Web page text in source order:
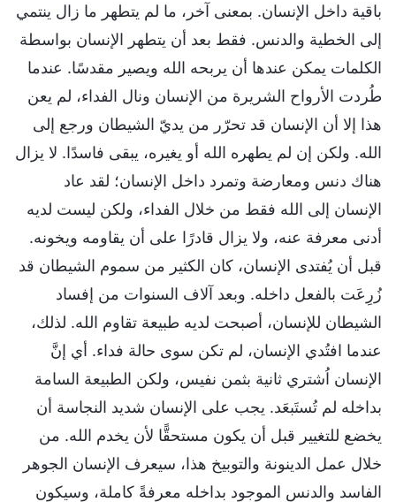
باقية داخل الإنسان. بمعنى آخر، ما لم يتطهر ما زال ينتمي
إلى الخطية والدنس. فقط بعد أن يتطهر الإنسان بواسطة
الكلمات يمكن عندها أن يربحه الله ويصير مقدسًا. عندما
طُردت الأرواح الشريرة من الإنسان ونال الفداء، لم يعن
هذا إلا أن الإنسان قد تحرّر من يديّ الشيطان ورجع إلى
الله. ولكن إن لم يطهره الله أو يغيره، يبقى فاسدًا. لا يزال
هناك دنس ومعارضة وتمرد داخل الإنسان؛ لقد عاد
الإنسان إلى الله فقط من خلال الفداء، ولكن ليست لديه
أدنى معرفة عنه، ولا يزال قادرًا على أن يقاومه ويخونه.
قبل أن يُفتدى الإنسان، كان الكثير من سموم الشيطان قد
زُرِعَت بالفعل داخله. وبعد آلاف السنوات من إفساد
الشيطان للإنسان، أصبحت لديه طبيعة تقاوم الله. لذلك،
عندما افتُدي الإنسان، لم تكن سوى حالة فداء. أي إنَّ
الإنسان اُشتري ثانية بثمن نفيس، ولكن الطبيعة السامة
بداخله لم تُستَبعَد. يجب على الإنسان شديد النجاسة أن
يخضع للتغيير قبل أن يكون مستحقًّا لأن يخدم الله. من
خلال عمل الدينونة والتوبيخ هذا، سيعرف الإنسان الجوهر
الفاسد والدنس الموجود بداخله معرفةً كاملة، وسيكون